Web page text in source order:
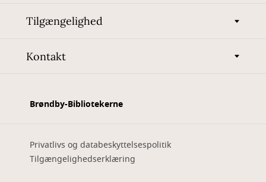
Tilgængelighed
Kontakt
Brøndby-Bibliotekerne
Privatlivs og databeskyttelsespolitik
Tilgængelighedserklæring